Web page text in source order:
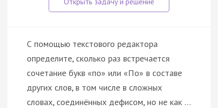
С помощью текстового редактора
определите, сколько раз встречается
сочетание букв «по» или «По» в составе
других слов, в том числе в сложных
словах, соединённых дефисом, но не как …